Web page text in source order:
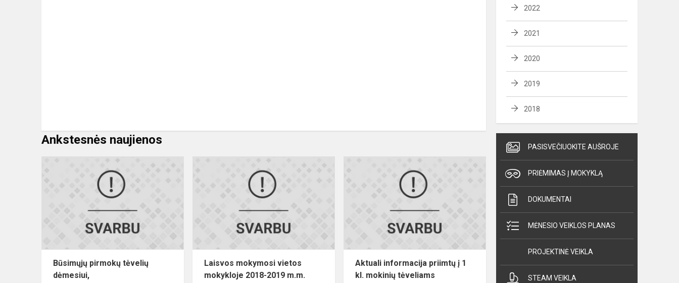
Ankstesnės naujienos
Būsimųjų pirmokų tėvelių
dėmesiui,
Laisvos mokymosi vietos
mokykloje 2018-2019 m.m.
Aktuali informacija priimtų į 1
kl. mokinių tėveliams
2022
2021
2020
2019
2018
PASISVEČIUOKITE AUŠROJE
PRIĖMIMAS Į MOKYKLĄ
DOKUMENTAI
MĖNESIO VEIKLOS PLANAS
PROJEKTINĖ VEIKLA
STEAM VEIKLA